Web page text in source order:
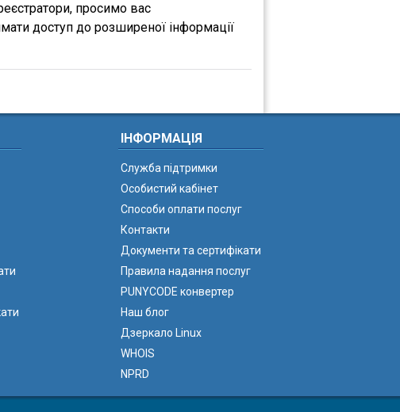
просимо вас
доступ до розширеної інформації
ІНФОРМАЦІЯ
Служба підтримки
Особистий кабінет
Способи оплати послуг
Контакти
Документи та сертифікати
Правила надання послуг
PUNYCODE конвертер
Наш блог
Дзеркало Linux
WHOIS
NPRD